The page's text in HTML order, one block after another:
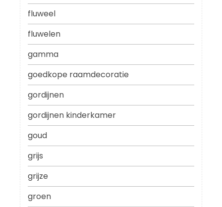
fluweel
fluwelen
gamma
goedkope raamdecoratie
gordijnen
gordijnen kinderkamer
goud
grijs
grijze
groen